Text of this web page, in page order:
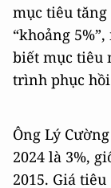
mục tiêu
“khoảng
biết mục tiêu
trình phục hồi
Ông Lý
2024 là 3%,
2015. Giá